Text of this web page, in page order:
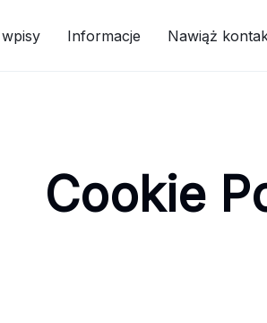
Informacje Nawiąż
Cookie